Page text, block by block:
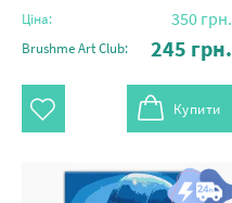
Ціна: 350 грн.
Brushme Art Club: 245 грн.
Купити